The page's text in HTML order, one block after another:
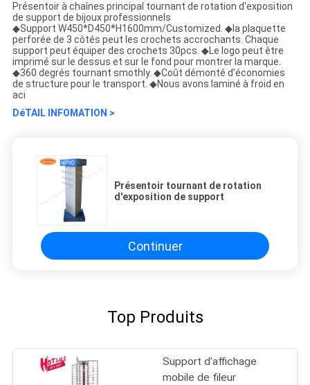
Présentoir à chaînes principal tournant de rotation d'exposition
de support de bijoux professionnels
◆Support W450*D450*H1600mm/Customized. ◆la plaquette
perforée de 3 côtés peut les crochets accrochants. Chaque
support peut équiper des crochets 30pcs. ◆Le logo peut être
imprimé sur le dessus et sur le fond pour montrer la marque.
◆360 degrés tournant smothly. ◆Coût démonté d'économies
de structure pour le transport. ◆Nous avons laminé à froid en
aci
DéTAIL INFOMATION >
Présentoir tournant de rotation
d'exposition de support
Continuer
Top Produits
Support d'affichage
mobile de fileur